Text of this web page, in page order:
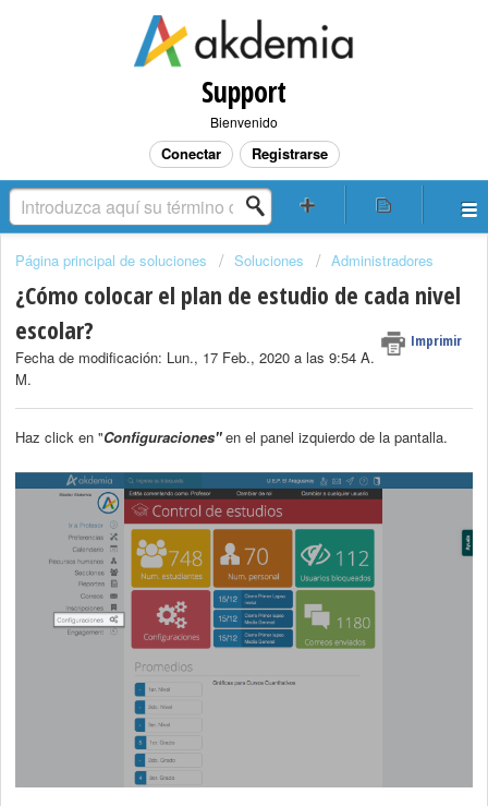
Support
Bienvenido
Conectar Registrarse
Página principal de soluciones Soluciones Administradores
¿Cómo colocar el plan de estudio de cada nivel
escolar?
Imprimir
Fecha de modificación: Lun., 17 Feb., 2020 a las 9:54 A.
M.
Haz click en "Configuraciones"en el panel izquierdo de la pantalla.